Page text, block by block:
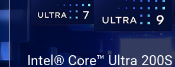
Intel® Core™ Ultra 200S